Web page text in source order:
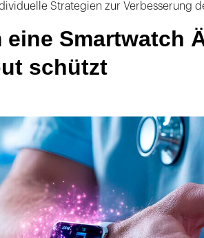
Strategien zur Verbesserung
eine Smartwatch
schützt